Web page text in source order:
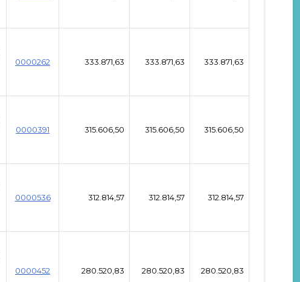
0000262 333.871,63 333.871,63 333.871,63
0000391 315.606,50 315.606,50 315.606,50
0000536 312.814,57 312.814,57 312.814,57
0000452 280.520,83 280.520,83 280.520,83